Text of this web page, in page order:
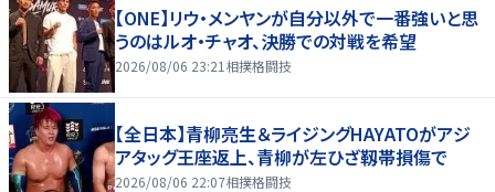
【ONE】リウ・メンヤンが自分以外で一番強いと思
うのはルオ・チャオ、決勝での対戦を希望
2026/08/06 23:21 相撲格闘技
【全日本】青柳亮生＆ライジングHAYATOがアジ
アタッグ王座返上、青柳が左ひざ靱帯損傷で
2026/08/06 22:07相撲格闘技